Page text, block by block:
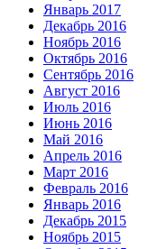
Январь 2017
Декабрь 2016
Ноябрь 2016
Октябрь 2016
Сентябрь 2016
Август 2016
Июль 2016
Июнь 2016
Май 2016
Апрель 2016
Март 2016
Февраль 2016
Январь 2016
Декабрь 2015
Ноябрь 2015